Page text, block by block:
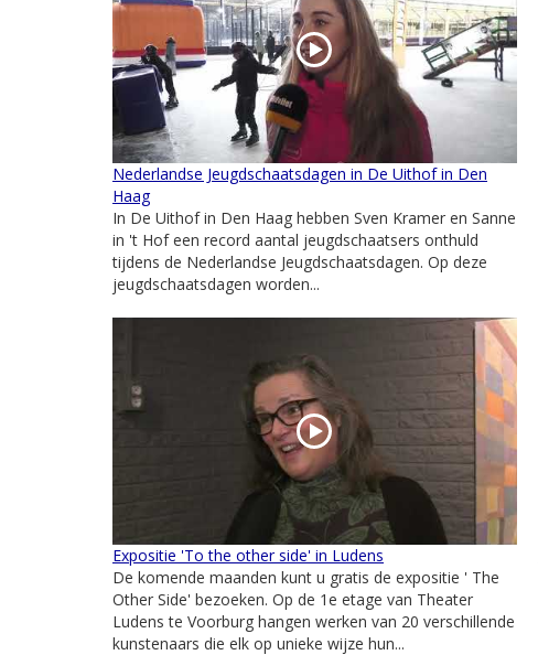
Nederlandse Jeugdschaatsdagen in De Uithof in Den
Haag
In De Uithof in Den Haag hebben Sven Kramer en Sanne
in 't Hof een record aantal jeugdschaatsers onthuld
tijdens de Nederlandse Jeugdschaatsdagen. Op deze
jeugdschaatsdagen worden...
Expositie 'To the other side' in Ludens
De komende maanden kunt u gratis de expositie ' The
Other Side' bezoeken. Op de 1e etage van Theater
Ludens te Voorburg hangen werken van 20 verschillende
kunstenaars die elk op unieke wijze hun...